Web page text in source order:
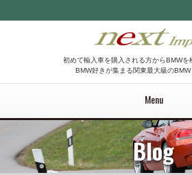
初めて輸入車を購入される方からBMWを
BMW好きが集まる関東最大級の
Menu
Blog